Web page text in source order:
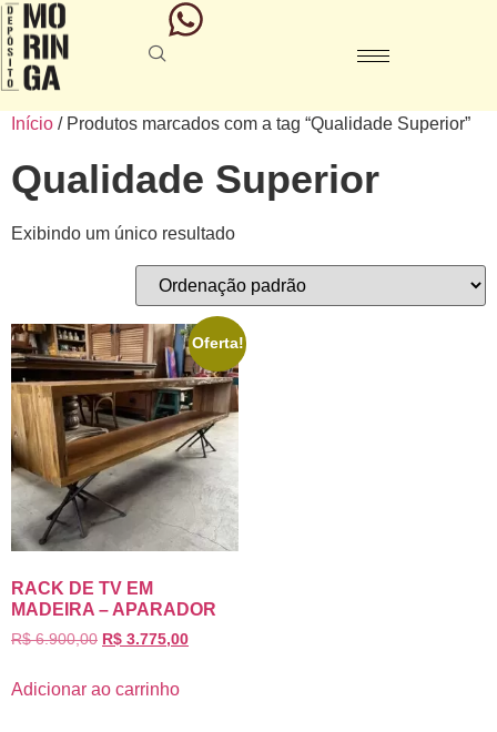
Início / Produtos marcados com a tag “Qualidade Superior”
Qualidade Superior
Exibindo um único resultado
Oferta!
RACK DE TV EM
MADEIRA – APARADOR
R$6.900,00 R$ 3.775,00
Adicionar ao carrinho